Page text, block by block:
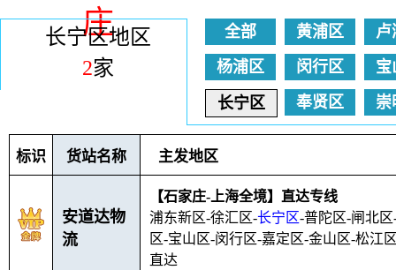
庄
长宁区地区
2家
全部 黄浦区
卢
杨浦区
闵行区 宝
长宁区 奉贤区 崇
标识 货站名称 主发地区
安道达物
流
【石家庄-上海全境】直达专线
浦东新区-徐汇区-长宁区-普陀区-闸北
区-宝山区-闵行区-嘉定区-金山区-松江
直达